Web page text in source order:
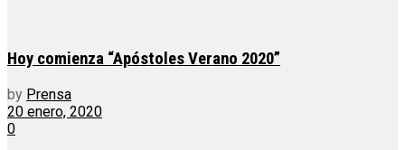
Hoy comienza “Apóstoles Verano 2020”
by Prensa
20 enero, 2020
0